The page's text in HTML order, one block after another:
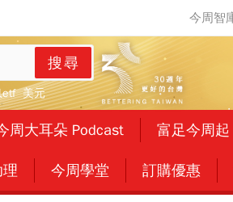
搜尋
etf 美元
周大耳朵 Podcast 富足今周起
今周學堂 訂購優惠